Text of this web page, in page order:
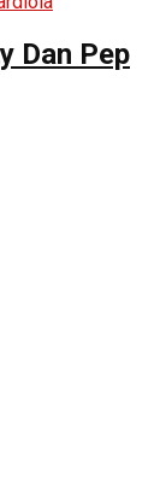
Dan Pep